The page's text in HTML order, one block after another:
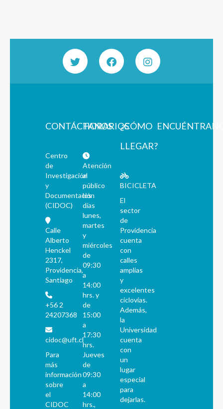
CONTÁCTANOS
Centro
de
Investigación
y
Documentación
(CIDOC)
Calle
Alberto
Henckel
2317,
Providencia,
Santiago
+56 2
24207368
cidoc@uft.cl
Para
más
información
sobre
el
CIDOC
HORARIOS
Atención
al
público
los
días
lunes,
martes
y
miércoles
de
09:30
a
14:00
hrs. y
de
15:00
a
17:30
hrs.
Jueves
de
09:30
a
14:00
hrs.,
¿CÓMO
LLEGAR?
BICICLETA
El
sector
de
Providencia
cuenta
con
calles
amplias
y
excelentes
ciclovías.
Además,
la
Universidad
cuenta
con
un
lugar
especial
para
dejarlas.